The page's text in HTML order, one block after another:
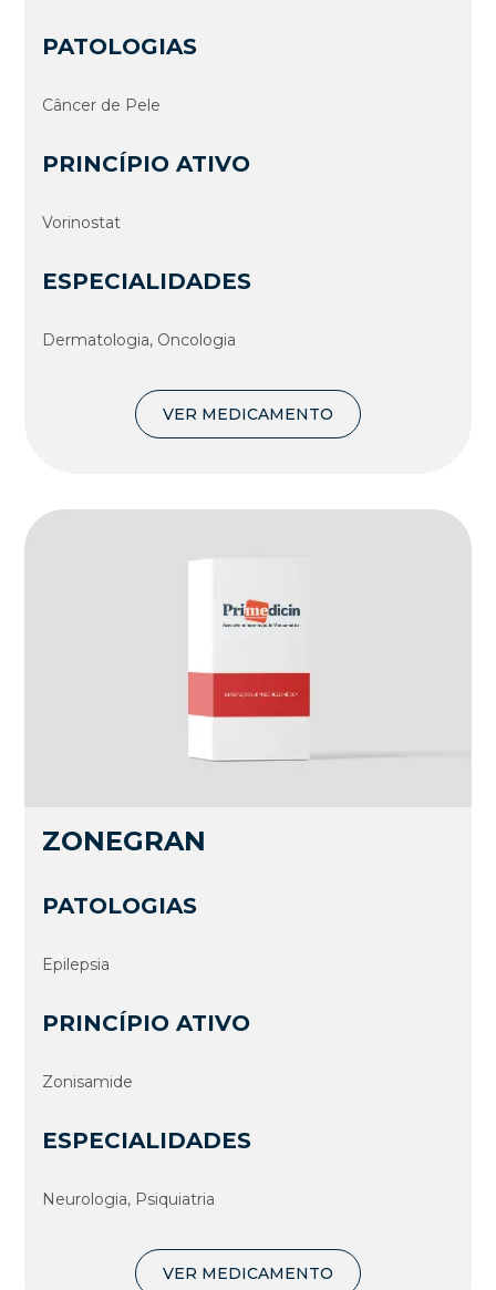
PATOLOGIAS
Câncer de Pele
PRINCÍPIO ATIVO
Vorinostat
ESPECIALIDADES
Dermatologia, Oncologia
VER MEDICAMENTO
ZONEGRAN
PATOLOGIAS
Epilepsia
PRINCÍPIO ATIVO
Zonisamide
ESPECIALIDADES
Neurologia, Psiquiatria
VER MEDICAMENTO